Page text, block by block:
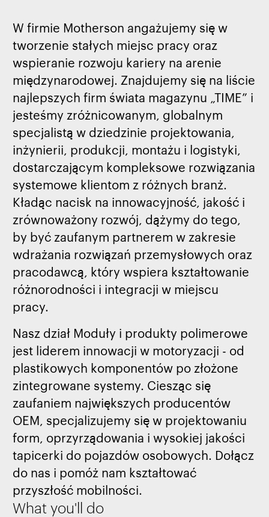
W firmie Motherson angażujemy się w
tworzenie stałych miejsc pracy oraz
wspieranie rozwoju kariery na arenie
międzynarodowej. Znajdujemy się na liście
najlepszych firm świata magazynu „TIME” i
jesteśmy zróżnicowanym, globalnym
specjalistą w dziedzinie projektowania,
inżynierii, produkcji, montażu i logistyki,
dostarczającym kompleksowe rozwiązania
systemowe klientom z różnych branż.
Kładąc nacisk na innowacyjność, jakość i
zrównoważony rozwój, dążymy do tego,
by być zaufanym partnerem w zakresie
wdrażania rozwiązań przemysłowych oraz
pracodawcą, który wspiera kształtowanie
różnorodności i integracji w miejscu
pracy.
Nasz dział Moduły i produkty polimerowe
jest liderem innowacji w motoryzacji - od
plastikowych komponentów po złożone
zintegrowane systemy. Ciesząc się
zaufaniem największych producentów
OEM, specjalizujemy się w projektowaniu
form, oprzyrządowania i wysokiej jakości
tapicerki do pojazdów osobowych. Dołącz
do nas i pomóż nam kształtować
przyszłość mobilności.
What you'll do